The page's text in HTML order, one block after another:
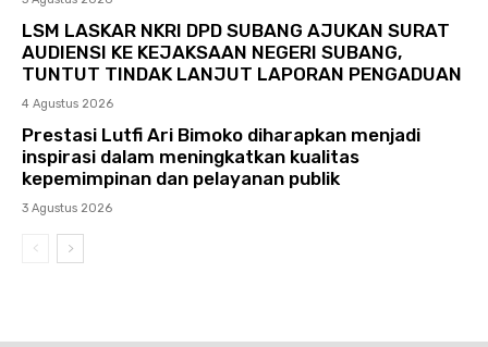
LSM LASKAR NKRI DPD SUBANG AJUKAN SURAT
AUDIENSI KE KEJAKSAAN NEGERI SUBANG,
TUNTUT TINDAK LANJUT LAPORAN PENGADUAN
4 Agustus 2026
Prestasi Lutfi Ari Bimoko diharapkan menjadi
inspirasi dalam meningkatkan kualitas
kepemimpinan dan pelayanan publik
3 Agustus 2026